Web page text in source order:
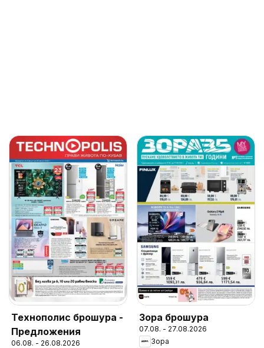
Технополис брошура -
Предложения
06.08. - 26.08.2026
Зора брошура
07.08. - 27.08.2026
Зора